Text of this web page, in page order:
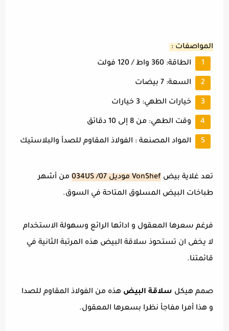
المواصفات :
الطاقة: 360 واط / 120 فولت
السعة: 7 بيضات
خيارات الطهي: 3 خيارات
وقت الطهي: من 8 إلى 10 دقائق
المواد المصنعة : الفولاذ المقاوم للصدأ والبلاستيك
تعد غلاية بيض VonShef موديل 07/ 034US
من أشهر
طباخات البيض المسلوق المتاحة في السوق.
فرغم سعرها المعقول و ادائها الرائع وسهولة الاستخدام
لا يخفى ان تستحوذ سلاقة البيض هذه المرتبة الثانية في
قائمتنا.
صمم هيكل سلاقة البيض هذه من الفولاذ المقاوم للصدا
و هذا أمرا مفاجأ نظرا بسعرها المعقول.